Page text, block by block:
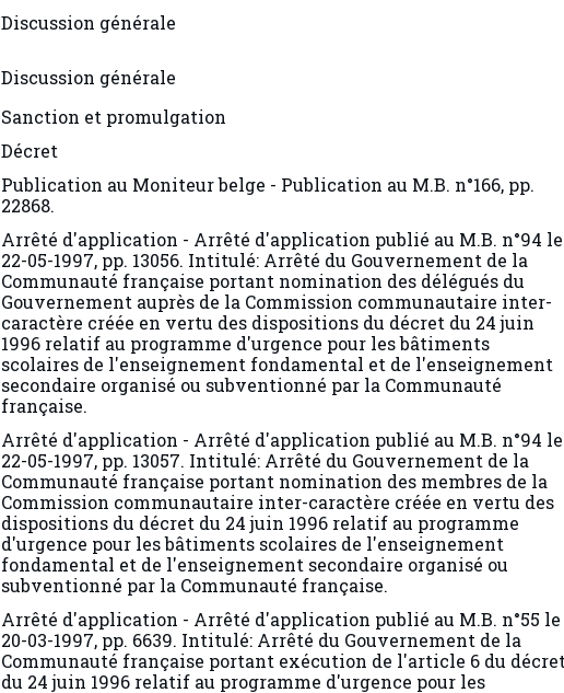
Discussion générale
Discussion générale
Sanction et promulgation
Décret
Publication au Moniteur belge - Publication au M.B. n°166, pp.
22868.
Arrêté d'application - Arrêté d'application publié au M.B. n°94 le
22-05-1997, pp. 13056. Intitulé: Arrêté du Gouvernement de la
Communauté française portant nomination des délégués du
Gouvernement auprès de la Commission communautaire inter-
caractère créée en vertu des dispositions du décret du 24 juin
1996 relatif au programme d'urgence pour les bâtiments
scolaires de l'enseignement fondamental et de l'enseignement
secondaire organisé ou subventionné par la Communauté
française.
Arrêté d'application - Arrêté d'application publié au M.B. n°94 le
22-05-1997, pp. 13057. Intitulé: Arrêté du Gouvernement de la
Communauté française portant nomination des membres de la
Commission communautaire inter-caractère créée en vertu des
dispositions du décret du 24 juin 1996 relatif au programme
d'urgence pour les bâtiments scolaires de l'enseignement
fondamental et de l'enseignement secondaire organisé ou
subventionné par la Communauté française.
Arrêté d'application - Arrêté d'application publié au M.B. n°55 le
20-03-1997, pp. 6639. Intitulé: Arrêté du Gouvernement de la
Communauté française portant exécution de l'article 6 du décret
du 24 juin 1996 relatif au programme d'urgence pour les